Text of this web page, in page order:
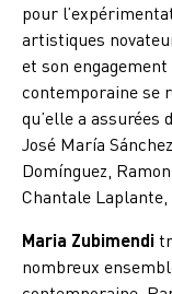
pour
artistiques
et son
contemporaine se
qu’elle a assurées
José María
Domínguez,
Chantale Laplante,
Maria Zubimendi
nombreux